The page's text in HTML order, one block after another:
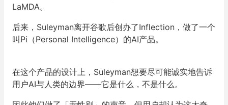
LaMDA。
后来，Suleyman离开谷歌后创办了Inflection，做了一个
叫Pi（Personal Intelligence）的AI产品。
在这个产品的设计上，Suleyman想要尽可能诚实地告诉
用户AI与人类的边界——它是什么，不是什么。